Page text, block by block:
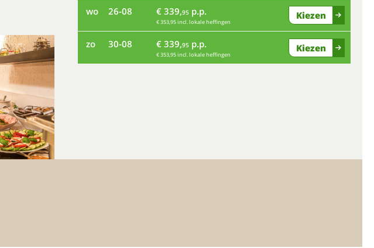
wo 26-08 € 339,95 p.p.
€ 353,95 incl. lokale heffingen
Kiezen
zo 30-08 € 339,95 p.p.
€ 353,95 incl. lokale heffingen
Kiezen